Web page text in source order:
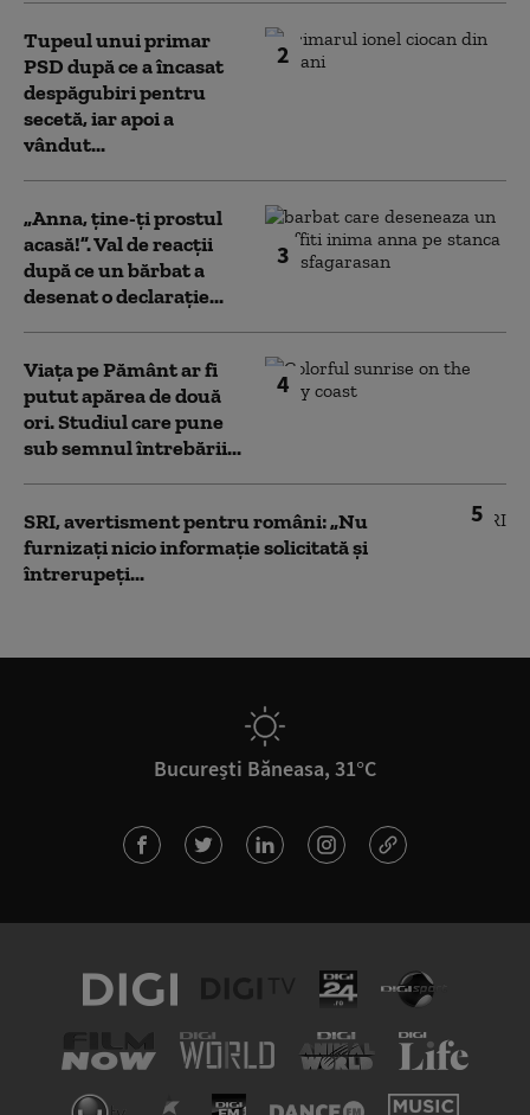
2
Tupeul unui primar
PSD după ce a încasat
despăgubiri pentru
secetă, iar apoi a
vândut...
3
„Anna, ţine-ţi prostul
acasă!”. Val de reacții
după ce un bărbat a
desenat o declarație...
4
Viața pe Pământ ar fi
putut apărea de două
ori. Studiul care pune
sub semnul întrebării...
5
SRI, avertisment pentru români: „Nu
furnizați nicio informație solicitată și
întrerupeți...
București Băneasa, 31°C